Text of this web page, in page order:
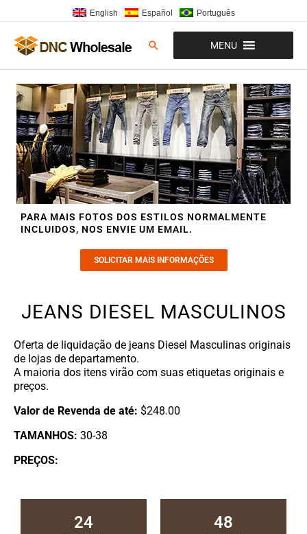
para
conteúdo
English Español Português
Pesquisar MENU
PARA MAIS FOTOS DOS ESTILOS NORMALMENTE
INCLUIDOS, NOS ENVIE UM EMAIL.
SOLICITAR MAIS INFORMAÇÕES
JEANS DIESEL MASCULINOS
Oferta de liquidação de jeans Diesel Masculinas originais
de lojas de departamento.
A maioria dos itens virão com suas etiquetas originais e
preços.
Valor de Revenda de até: ​$248.00
TAMANHOS: 30-38
PREÇOS:
24 48